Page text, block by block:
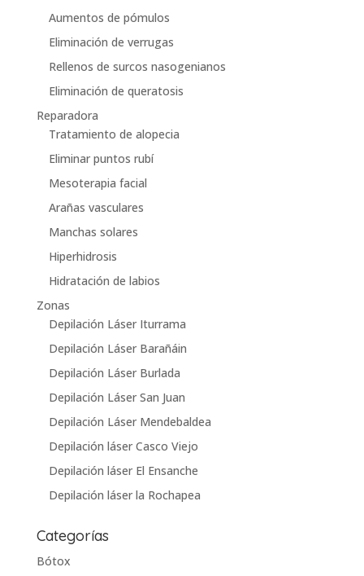
Aumentos de pómulos
Eliminación de verrugas
Rellenos de surcos nasogenianos
Eliminación de queratosis
Reparadora
Tratamiento de alopecia
Eliminar puntos rubí
Mesoterapia facial
Arañas vasculares
Manchas solares
Hiperhidrosis
Hidratación de labios
Zonas
Depilación Láser Iturrama
Depilación Láser Barañáin
Depilación Láser Burlada
Depilación Láser San Juan
Depilación Láser Mendebaldea
Depilación láser Casco Viejo
Depilación láser El Ensanche
Depilación láser la Rochapea
Categorías
Bótox